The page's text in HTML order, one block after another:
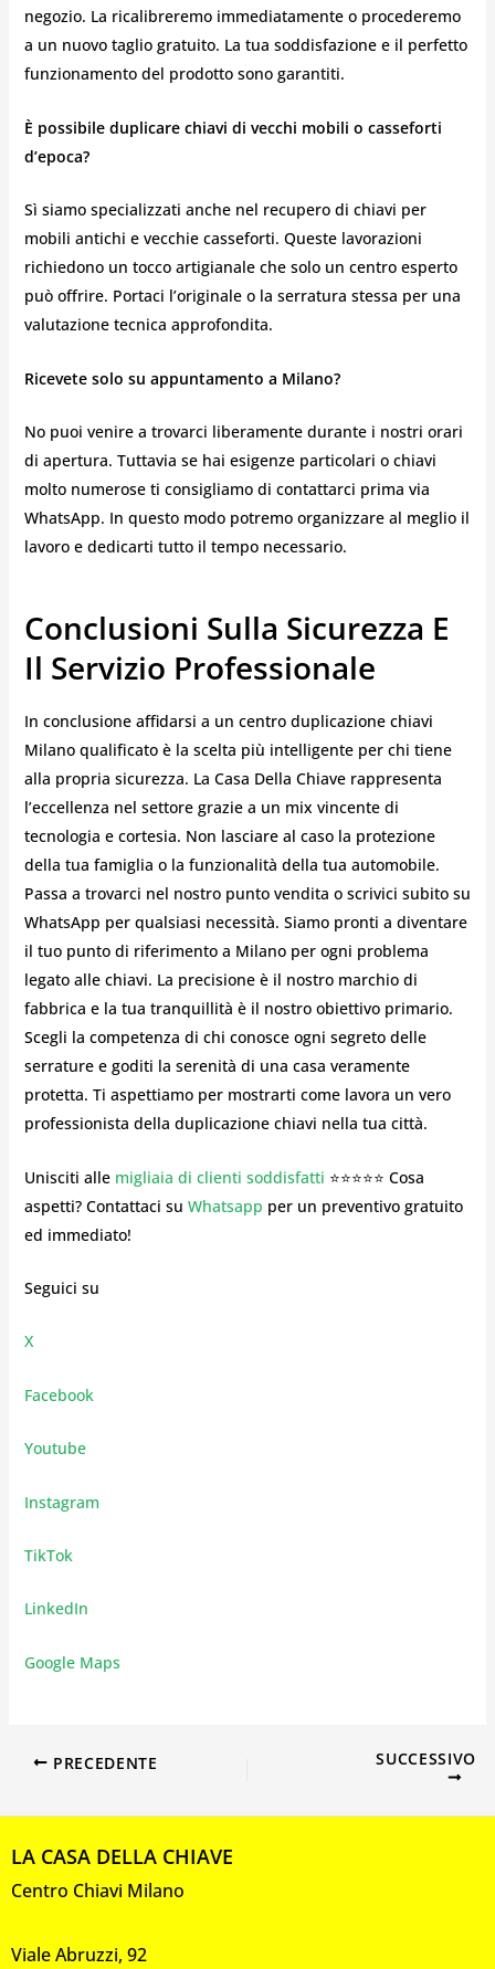
negozio. La ricalibreremo immediatamente o procederemo
a un nuovo taglio gratuito. La tua soddisfazione e il perfetto
funzionamento del prodotto sono garantiti.
È possibile duplicare chiavi di vecchi mobili o casseforti
d’epoca?
Sì siamo specializzati anche nel recupero di chiavi per
mobili antichi e vecchie casseforti. Queste lavorazioni
richiedono un tocco artigianale che solo un centro esperto
può offrire. Portaci l’originale o la serratura stessa per una
valutazione tecnica approfondita.
Ricevete solo su appuntamento a Milano?
No puoi venire a trovarci liberamente durante i nostri orari
di apertura. Tuttavia se hai esigenze particolari o chiavi
molto numerose ti consigliamo di contattarci prima via
WhatsApp. In questo modo potremo organizzare al meglio il
lavoro e dedicarti tutto il tempo necessario.
Conclusioni Sulla Sicurezza E
Il Servizio Professionale
In conclusione affidarsi a un centro duplicazione chiavi
Milano qualificato è la scelta più intelligente per chi tiene
alla propria sicurezza. La Casa Della Chiave rappresenta
l’eccellenza nel settore grazie a un mix vincente di
tecnologia e cortesia. Non lasciare al caso la protezione
della tua famiglia o la funzionalità della tua automobile.
Passa a trovarci nel nostro punto vendita o scrivici subito su
WhatsApp per qualsiasi necessità. Siamo pronti a diventare
il tuo punto di riferimento a Milano per ogni problema
legato alle chiavi. La precisione è il nostro marchio di
fabbrica e la tua tranquillità è il nostro obiettivo primario.
Scegli la competenza di chi conosce ogni segreto delle
serrature e goditi la serenità di una casa veramente
protetta. Ti aspettiamo per mostrarti come lavora un vero
professionista della duplicazione chiavi nella tua città.
Unisciti alle migliaia di clienti soddisfatti ⭐⭐⭐⭐⭐ Cosa
aspetti? Contattaci su Whatsapp per un preventivo gratuito
ed immediato!
Seguici su
X
Facebook
Youtube
Instagram
TikTok
LinkedIn
Google Maps
PRECEDENTE SUCCESSIVO
LA CASA DELLA CHIAVE
Centro Chiavi Milano
Viale Abruzzi, 92